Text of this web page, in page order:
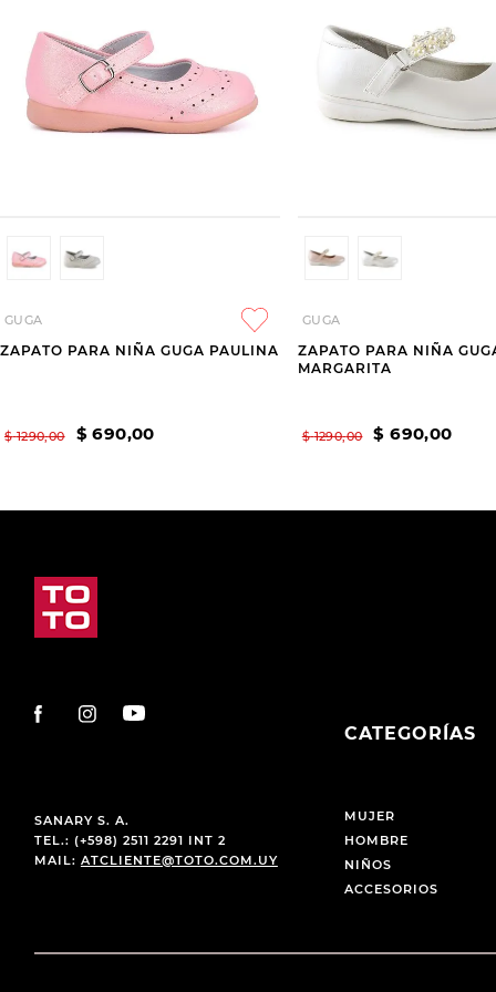
GUGA
ZAPATO PARA NIÑA GUGA PAULINA
$ 1290,00 $ 690,00
GUGA
ZAPATO PARA NIÑA
MARGARITA
$ 1290,00 $ 690,00
SANARY S. A.
TEL.: (+598) 2511 2291 INT 2
MAIL: ATCLIENTE@TOTO.COM.UY
CATEGORÍAS
MUJER
HOMBRE
NIÑOS
ACCESORIOS